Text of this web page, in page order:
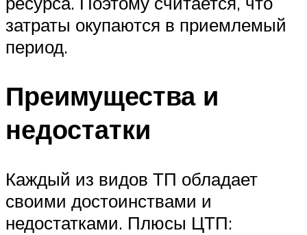
затраты окупаются в приемлемый
период.
Преимущества и
недостатки
Каждый из видов ТП обладает
своими достоинствами и
недостатками. Плюсы ЦТП: